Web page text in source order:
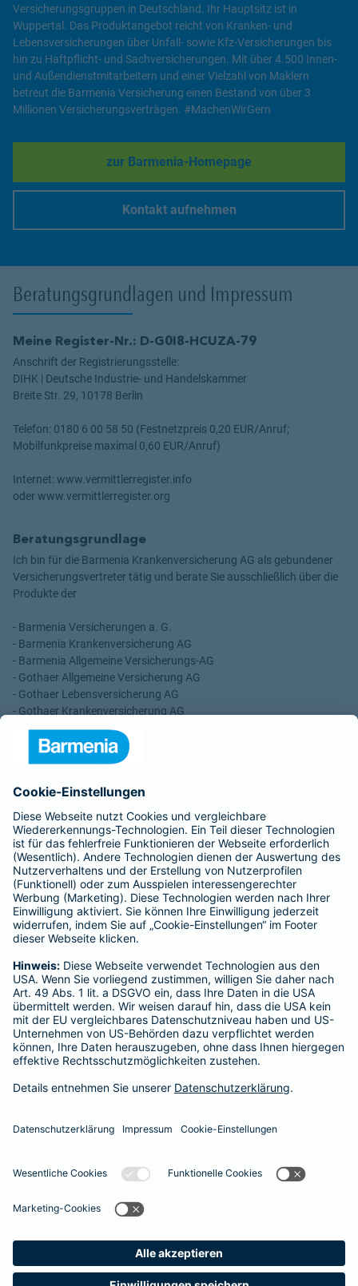
Versicherungsgruppen in Deutschland. Ihr Hauptsitz ist in
Wuppertal. Das Produktangebot reicht von Kranken- und
Lebensversicherungen über Unfall- sowie Kfz-Versicherungen bis
hin zu Haftpflicht- und Sachversicherungen. Mit über 4.500 Innen-
und Außendienstmitarbeitern und einer Vielzahl von Maklern
betreut die Barmenia Versicherung einen Bestand von über 3
Millionen Versicherungsverträgen. #MachenWirGern
zur Barmenia-Homepage
Link Opens in New Tab
Kontakt aufnehmen
Beratungsgrundlagen und Impressum
Meine Register-Nr.: D-G0I8-HCUZA-79
Anschrift der Registrierungsstelle:
DIHK | Deutsche Industrie- und Handelskammer
Breite Str. 29, 10178 Berlin
Telefon: 0180 6 00 58 50 (Festnetzpreis 0,20 EUR/Anruf;
Mobilfunkpreise maximal 0,60 EUR/Anruf)
Internet: www.vermittlerregister.info
oder www.vermittlerregister.org
Beratungsgrundlage
Ich bin für die Barmenia Krankenversicherung AG als gebundener
Versicherungsvertreter tätig und berate Sie ausschließlich über die
Produkte der
- Barmenia Versicherungen a. G.
- Barmenia Krankenversicherung AG
- Barmenia Allgemeine Versicherungs-AG
- Gothaer Allgemeine Versicherung AG
- Gothaer Lebensversicherung AG
- Gothaer Krankenversicherung AG
- ROLAND Rechtsschutz-Versicherungs-AG
- ROLAND Schutzbrief-Versicherung AG
Vergütungen, die in der zu entrichtenden Versicherungsprämie
enthalten sind.
Schlichtungsstellen
Für Lebens- und Sachversicherungen:
Verein Versicherungsombudsmann eV,
Postfach 080632, 10006 Berlin
Für private Krankenversicherungen:
Ombudsmann für private Kranken- / Pflege-Versicherungen,
Postfach 060222, 10052 Berlin
Impressum
Barmenia Versicherung - Gülten Tokat
Gymnasiumstr. 33
Tel. 0173 4537373
Datenschutz Impressum/Rechtshinweise
Barrierefreiheit
Datenschutz-Einstellungen
Einfach. Menschlich.